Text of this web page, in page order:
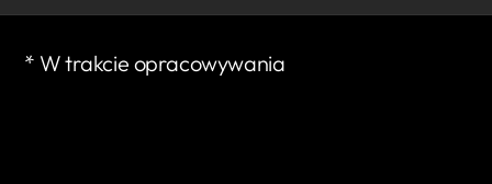
* W trakcie opracowywania